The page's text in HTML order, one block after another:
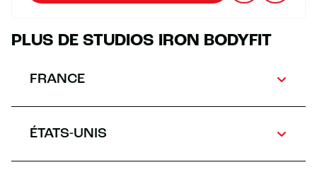
PLUS DE STUDIOS IRON BODYFIT
FRANCE
ÉTATS-UNIS